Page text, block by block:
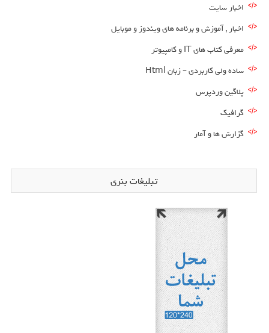
اخبار سایت
اخبار , آموزش و برنامه های ویندوز و موبایل
معرفی کتاب های IT و کامپیوتر
ساده ولی کاربردی – زبان Html
پلاگین وردپرس
گرافیک
گزارش ها و آمار
تبلیغات بنری